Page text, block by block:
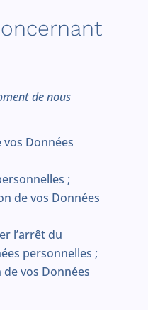
de nous
Données
;
de vos Données
l’arrêt du
personnelles ;
vos Données